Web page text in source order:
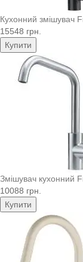
Кухонний змішувач
15548 грн.
Купити
Змішувач кухонний
10088 грн.
Купити